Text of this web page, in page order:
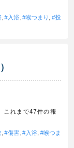
, 入浴, 喉つまり ,
投
これまで47件の報
, 傷害, 入浴,
喉つま